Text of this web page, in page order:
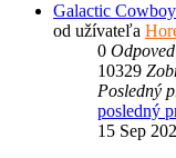
Galactic
od užívateľa
0
10329
Posledný
posledný
15 Sep